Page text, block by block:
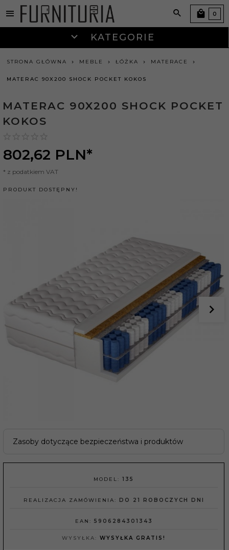
KATEGORIE
0
STRONA GŁÓWNA MEBLE ŁÓŻKA MATERACE
MATERAC 90X200 SHOCK POCKET KOKOS
MATERAC 90X200 SHOCK POCKET
KOKOS
802,62 PLN*
* z podatkiem VAT
PRODUKT DOSTĘPNY!
Zasoby dotyczące bezpieczeństwa i produktów
MODEL: 135
REALIZACJA ZAMÓWIENIA: DO 21 ROBOCZYCH DNI
EAN: 5906284301343
WYSYŁKA: WYSYŁKA GRATIS!